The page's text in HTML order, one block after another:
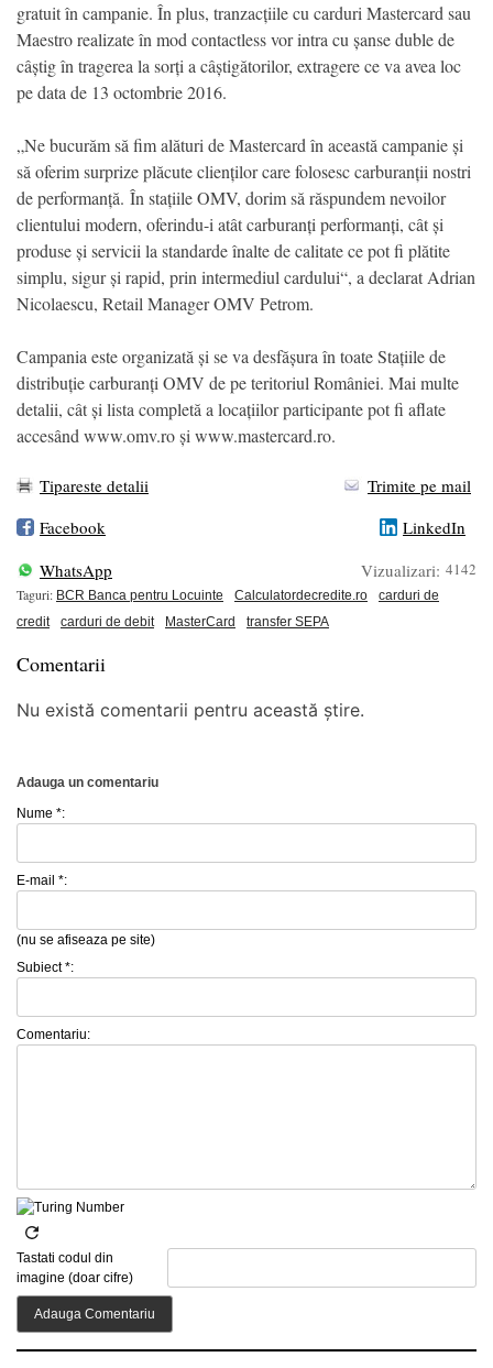
gratuit în campanie. În plus, tranzacțiile cu carduri Mastercard sau
Maestro realizate în mod contactless vor intra cu șanse duble de
câștig în tragerea la sorți a câștigătorilor, extragere ce va avea loc
pe data de 13 octombrie 2016.
„Ne bucurăm să fim alături de Mastercard în această campanie și
să oferim surprize plăcute clienților care folosesc carburanții nostri
de performanță. În stațiile OMV, dorim să răspundem nevoilor
clientului modern, oferindu-i atât carburanți performanți, cât și
produse și servicii la standarde înalte de calitate ce pot fi plătite
simplu, sigur și rapid, prin intermediul cardului“, a declarat Adrian
Nicolaescu, Retail Manager OMV Petrom.
Campania este organizată și se va desfășura în toate Stațiile de
distribuție carburanți OMV de pe teritoriul României. Mai multe
detalii, cât și lista completă a locațiilor participante pot fi aflate
accesând www.omv.ro și www.mastercard.ro.
Tipareste detalii
Trimite pe mail
Facebook
LinkedIn
WhatsApp
Vizualizari: 4142
Taguri: BCR Banca pentru Locuinte Calculatordecredite.ro
carduri de
credit
carduri de debit MasterCard transfer SEPA
Comentarii
Nu există comentarii pentru această știre.
Adauga un comentariu
Nume *:
E-mail *:
(nu se afiseaza pe site)
Subiect *:
Comentariu:
Tastati codul din
imagine (doar cifre)